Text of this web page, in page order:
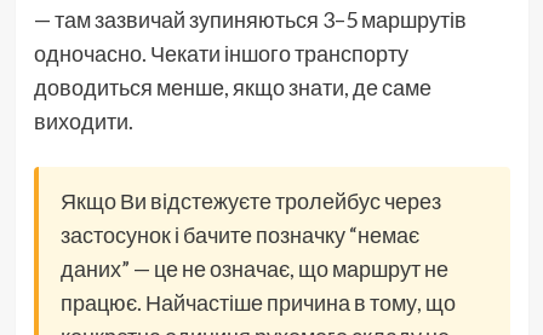
— там зазвичай зупиняються 3–5 маршрутів
одночасно. Чекати іншого транспорту
доводиться менше, якщо знати, де саме
виходити.
Якщо Ви відстежуєте тролейбус через
застосунок і бачите позначку “немає
даних” — це не означає, що маршрут не
працює. Найчастіше причина в тому, що